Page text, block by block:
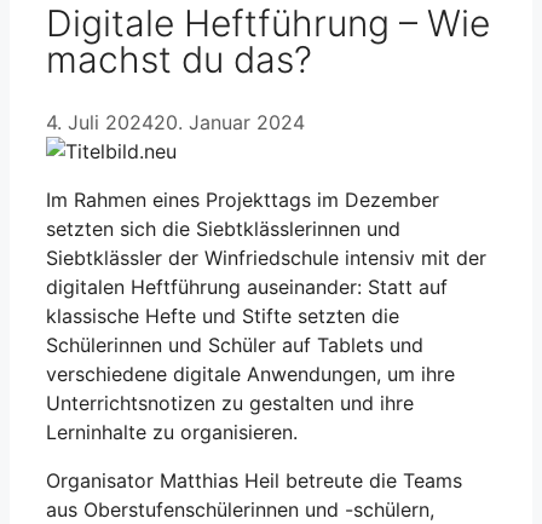
Digitale Heftführung – Wie
machst du das?
4. Juli 202420. Januar 2024
Im Rahmen eines Projekttags im Dezember
setzten sich die Siebtklässlerinnen und
Siebtklässler der Winfriedschule intensiv mit der
digitalen Heftführung auseinander: Statt auf
klassische Hefte und Stifte setzten die
Schülerinnen und Schüler auf Tablets und
verschiedene digitale Anwendungen, um ihre
Unterrichtsnotizen zu gestalten und ihre
Lerninhalte zu organisieren.
Organisator Matthias Heil betreute die Teams
aus Oberstufenschülerinnen und -schülern,